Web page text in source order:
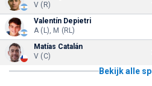
V (R)
Valentín Depietri
A (L), M (RL)
Matías Catalán
V (C)
Bekijk alle